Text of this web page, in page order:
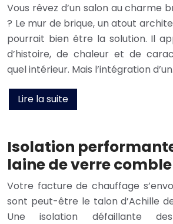
Vous rêvez d’un salon au charme
? Le mur de brique, un atout
pourrait bien être la solution. Il
d’histoire, de chaleur et de
quel intérieur. Mais l’intégration
Lire la suite
Isolation
laine de verre
Votre facture de chauffage
sont peut-être le talon d’Achille
Une isolation défaillante